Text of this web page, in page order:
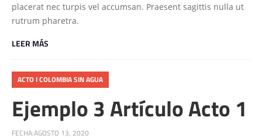
placerat nec turpis vel accumsan. Praesent sagittis nulla ut
rutrum pharetra.
LEER MÁS
ACTO I COLOMBIA SIN AGUA
Ejemplo 3 Artículo Acto 1
FECHA:AGOSTO 13, 2020